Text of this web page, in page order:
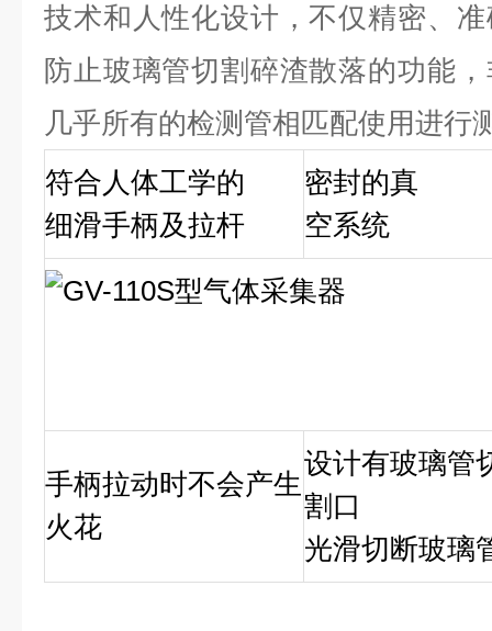
技术和人性化设计，不仅精密、
防止玻璃管切割碎渣散落的功能
几乎所有的检测管相匹配使用进行
符合人体工学的
细滑手柄及拉杆
密封的真
空系统
手柄拉动时不会产生
火花
设计有玻璃管
割口
光滑切断玻璃